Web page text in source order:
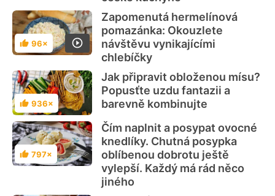
Hodnocení
96×
Zapomenutá hermelínová
pomazánka: Okouzlete
návštěvu vynikajícími
chlebíčky
Hodnocení
936×
Jak připravit obloženou mísu?
Popusťte uzdu fantazii a
barevně kombinujte
Hodnocení
797×
Čím naplnit a posypat ovocné
knedlíky. Chutná posypka
oblíbenou dobrotu ještě
vylepší. Každý má rád něco
jiného